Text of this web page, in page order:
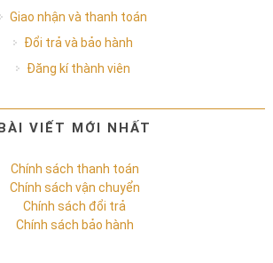
Giao nhận và thanh toán
Đổi trả và bảo hành
Đăng kí thành viên
VIẾT MỚI NHẤT
Chính sách thanh toán
Chính sách vận chuyển
Chính sách đổi trả
Chính sách bảo hành